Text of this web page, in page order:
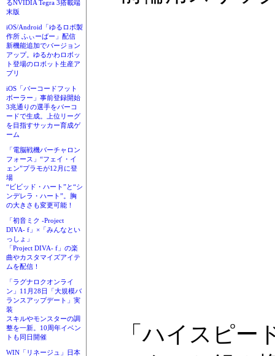
るNVIDIA Tegra 3搭載端
末版
iOS/Android「ゆるロボ製
作所 ふぃーばー」配信
新機能追加でバージョン
アップ。ゆるかわロボッ
ト登場のロボット生産ア
プリ
iOS「バーコードフット
ボーラー」事前登録開始
3兆通りの選手をバーコ
ードで生成。上位リーグ
を目指すサッカー育成ゲ
ーム
「電脳戦機バーチャロン
フォース」“フェイ・イ
ェン”プラモが12月に登
場
“ビビッド・ハート”と“シ
ンデレラ・ハート”。胸
の大きさも変更可能！
「初音ミク -Project
DIVA- f」×「みんなとい
っしょ」
「Project DIVA- f」の楽
曲やカスタマイズアイテ
ムを配信！
「ラグナロクオンライ
ン」11月28日「大規模バ
ランスアップデート」実
装
スキルやモンスターの調
整を一新。10周年イベン
トも同日開催
WIN「リネージュ」日本
「ハイスピー